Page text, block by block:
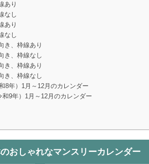
あり
なし
あり
なし
き、枠線あり
き、枠線なし
き、枠線あり
き、枠線なし
8年）1月～12月のカレンダー
和9年）1月～12月のカレンダー
おしゃれなマンスリーカレンダー